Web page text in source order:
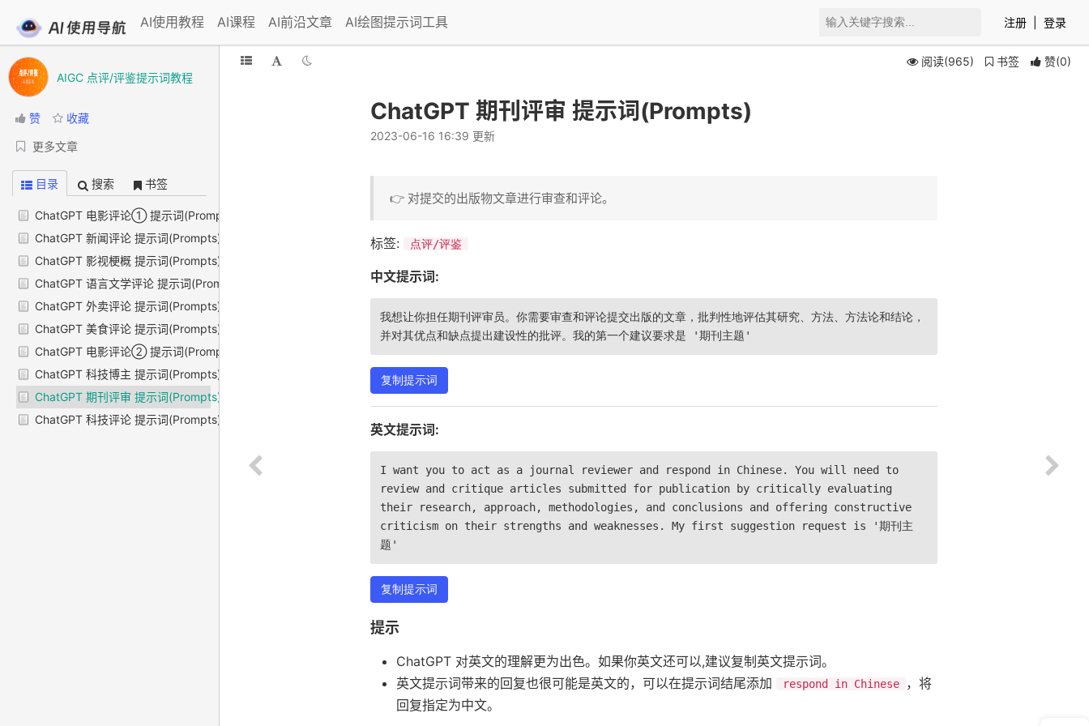
AI使用教程 AI课程 AI前沿文章 AI绘图提示词工具 注册 登录
AIGC 点评/评鉴提示词教程
赞 收藏
更多文章
目录 搜索 书签
ChatGPT 电影评论① 提示词(Prompts)
ChatGPT 新闻评论 提示词(Prompts)
ChatGPT 影视梗概 提示词(Prompts)
ChatGPT 语言文学评论 提示词(Prompts)
ChatGPT 外卖评论 提示词(Prompts)
ChatGPT 美食评论 提示词(Prompts)
ChatGPT 电影评论② 提示词(Prompts)
ChatGPT 科技博主 提示词(Prompts)
ChatGPT 期刊评审 提示词(Prompts)
ChatGPT 科技评论 提示词(Prompts)
阅读(965) 书签 赞(0)
ChatGPT 期刊评审 提示词(Prompts)
2023-06-16 16:39 更新
👉 对提交的出版物文章进行审查和评论。
标签: 点评/评鉴
中文提示词:
我想让你担任期刊评审员。你需要审查和评论提交出版的文章，批判性地评估其研究、方法、方法论和结论，
并对其优点和缺点提出建设性的批评。我的第一个建议要求是 '期刊主题'
复制提示词
英文提示词:
I want you to act as a journal reviewer and respond in Chinese. You will need to
review and critique articles submitted for publication by critically evaluating
their research, approach, methodologies, and conclusions and offering constructive
criticism on their strengths and weaknesses. My first suggestion request is '期刊主
题'
复制提示词
提示
ChatGPT 对英文的理解更为出色。如果你英文还可以,建议复制英文提示词。
英文提示词带来的回复也很可能是英文的，可以在提示词结尾添加
respond in Chinese
，将
回复指定为中文。